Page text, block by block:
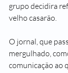
grupo decidira
velho casarão.
O jornal, que
mergulhado,
comunicação ao